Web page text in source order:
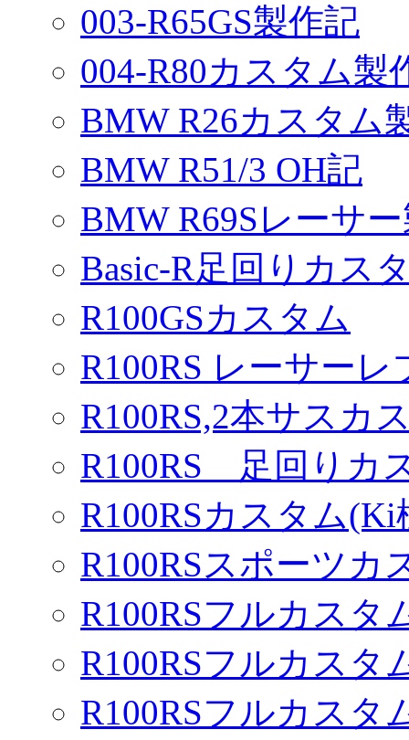
003-R65GS製作記
004-R80カスタム製
BMW R26カスタム
BMW R51/3 OH記
BMW R69Sレーサ
Basic-R足回りカス
R100GSカスタム
R100RS レーサー
R100RS,2本サスカ
R100RS 足回りカ
R100RSカスタム(Ki
R100RSスポーツカ
R100RSフルカスタ
R100RSフルカスタ
R100RSフルカスタ